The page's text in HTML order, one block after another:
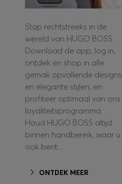
Stap rechtstreeks in de
wereld van HUGO BOSS.
Download de app, log in,
ontdek en shop in alle
gemak opvallende designs
en elegante stijlen, en
profiteer optimaal van ons
loyaliteitsprogramma.
Houd HUGO BOSS altijd
binnen handbereik, waar u
ook bent.
ONTDEK MEER